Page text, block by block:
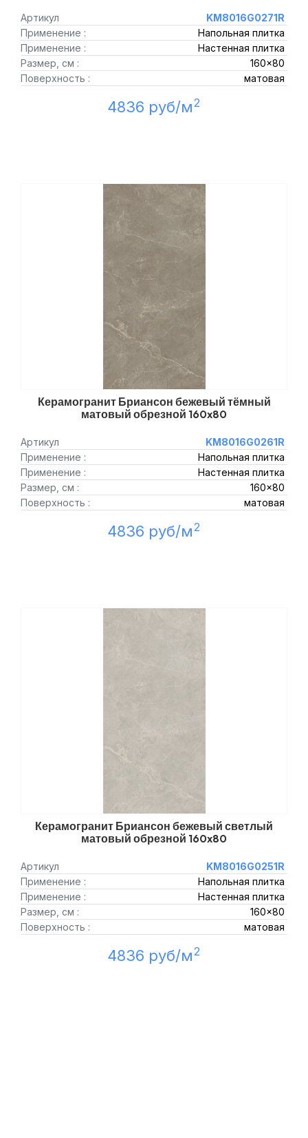
Артикул
KM8016G0271R
Применение :
Напольная плитка
Применение :
Настенная плитка
Размер, см :
160x80
Поверхность :
матовая
4836 руб/м2
Керамогранит Бриансон бежевый тёмный
матовый обрезной 160x80
Артикул
KM8016G0261R
Применение :
Напольная плитка
Применение :
Настенная плитка
Размер, см :
160x80
Поверхность :
матовая
4836 руб/м2
Керамогранит Бриансон бежевый светлый
матовый обрезной 160x80
Артикул
KM8016G0251R
Применение :
Напольная плитка
Применение :
Настенная плитка
Размер, см :
160x80
Поверхность :
матовая
4836 руб/м2